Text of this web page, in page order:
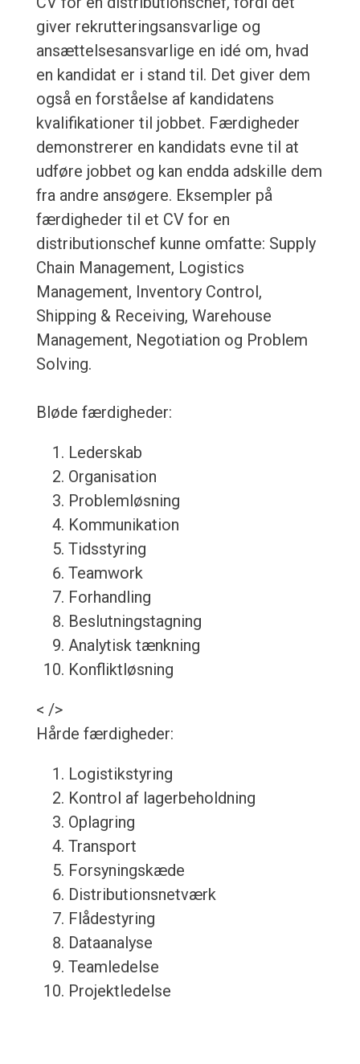
giver rekrutteringsansvarlige og
ansættelsesansvarlige en idé om, hvad
en kandidat er i stand til. Det giver dem
også en forståelse af kandidatens
kvalifikationer til jobbet. Færdigheder
demonstrerer en kandidats evne til at
udføre jobbet og kan endda adskille dem
fra andre ansøgere. Eksempler på
færdigheder til et CV for en
distributionschef kunne omfatte: Supply
Chain Management, Logistics
Management, Inventory Control,
Shipping & Receiving, Warehouse
Management, Negotiation og Problem
Solving.
Bløde færdigheder:
Lederskab
Organisation
Problemløsning
Kommunikation
Tidsstyring
Teamwork
Forhandling
Beslutningstagning
Analytisk tænkning
Konfliktløsning
< />
Hårde færdigheder:
Logistikstyring
Kontrol af lagerbeholdning
Oplagring
Transport
Forsyningskæde
Distributionsnetværk
Flådestyring
Dataanalyse
Teamledelse
Projektledelse